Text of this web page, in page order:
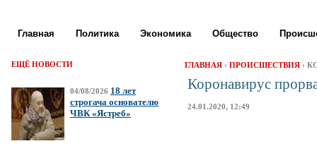
Главная Политика Экономика Общество
ЕЩЁ НОВОСТИ
04/08/2026 18 лет
строгача основателю
ЧВК «Ястреб»
ГЛАВНАЯ › ПРОИСШЕСТВИЯ ›
Коронавирус
24.01.2020, 12:49